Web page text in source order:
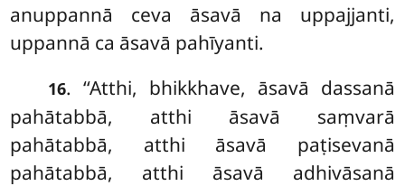
anuppannā ceva āsavā na uppajjanti,
uppannā ca āsavā pahīyanti.
16. ‘‘Atthi, bhikkhave, āsavā dassanā
pahātabbā, atthi āsavā saṃvarā
pahātabbā, atthi āsavā paṭisevanā
pahātabbā, atthi āsavā adhivāsanā